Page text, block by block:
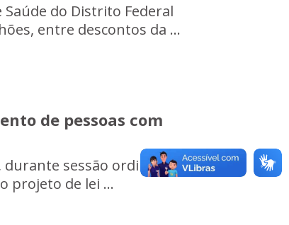
do Distrito Federal
entre descontos da ...
de pessoas com
sessão ordinária da
projeto de lei ...